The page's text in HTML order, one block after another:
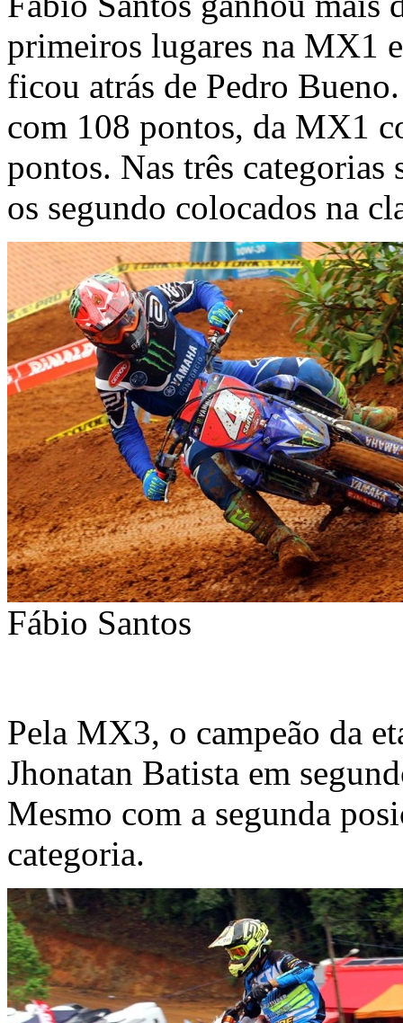
primeiros lugares na MX1
ficou atrás de Pedro
com 108 pontos, da MX1
pontos. Nas três categorias
os segundo colocados na
Fábio Santos
Pela MX3, o campeão da
Jhonatan Batista em
Mesmo com a segunda
categoria.